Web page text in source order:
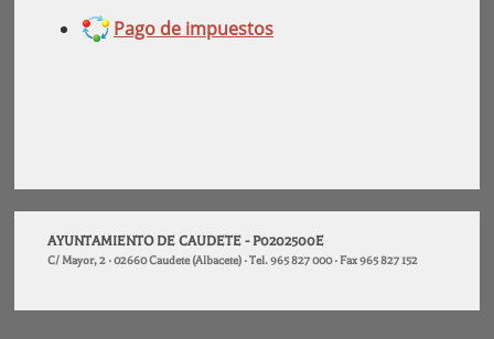
Pago de impuestos
AYUNTAMIENTO DE CAUDETE - P0202500E
C/ Mayor, 2 · 02660 Caudete (Albacete) · Tel. 965 827 000 · Fax 965 827 152